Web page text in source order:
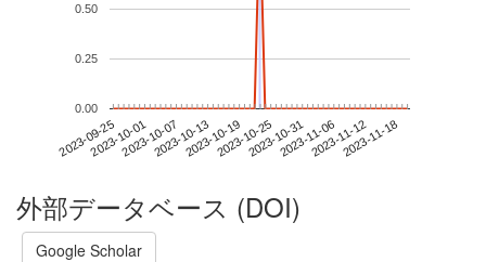
2023-09-252023-10-012023-10-072023-10-132023-10-192023-10-252023-10-312023-11-062023-11-122023-11-18
0.00
0.25
0.50
外部データベース (DOI)
Google Scholar